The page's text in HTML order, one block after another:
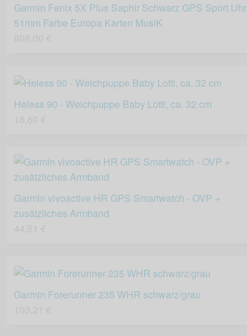
Garmin Fenix 5X Plus Saphir Schwarz GPS Sport Uhr
51mm Farbe Europa Karten MusiK
Heless 90 - Weichpuppe Baby Lotti, ca. 32 cm
Garmin vivoactive HR GPS Smartwatch - OVP +
zusätzliches Armband
Garmin Forerunner 235 WHR schwarz/grau